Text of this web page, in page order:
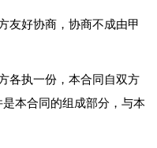
友好协商，协商不成由甲
各执一份，本合同自双方
本合同的组成部分，与本